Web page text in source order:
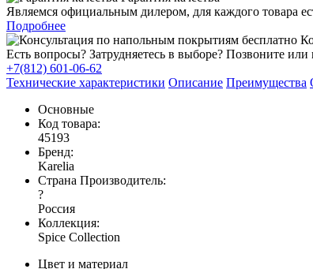
Являемся официальным дилером, для каждого товара
Подробнее
Есть вопросы? Затрудняетесь в выборе? Позвоните
+7(812) 601-06-62
Технические характеристики Описание Преимущества
Основные
Код товара:
45193
Бренд:
Karelia
Страна Производитель:
?
Россия
Коллекция:
Spice Collection
Цвет и материал